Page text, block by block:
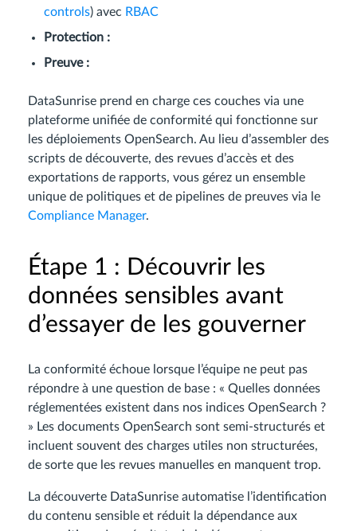
controls) avec RBAC
Protection :
Preuve :
DataSunrise prend en charge ces couches via une
plateforme unifiée de conformité qui fonctionne sur
les déploiements OpenSearch. Au lieu d’assembler des
scripts de découverte, des revues d’accès et des
exportations de rapports, vous gérez un ensemble
unique de politiques et de pipelines de preuves via le
Compliance Manager.
Étape 1 : Découvrir les
données sensibles avant
d’essayer de les gouverner
La conformité échoue lorsque l’équipe ne peut pas
répondre à une question de base : « Quelles données
réglementées existent dans nos indices OpenSearch ?
» Les documents OpenSearch sont semi-structurés et
incluent souvent des charges utiles non structurées,
de sorte que les revues manuelles en manquent trop.
La découverte DataSunrise automatise l’identification
du contenu sensible et réduit la dépendance aux